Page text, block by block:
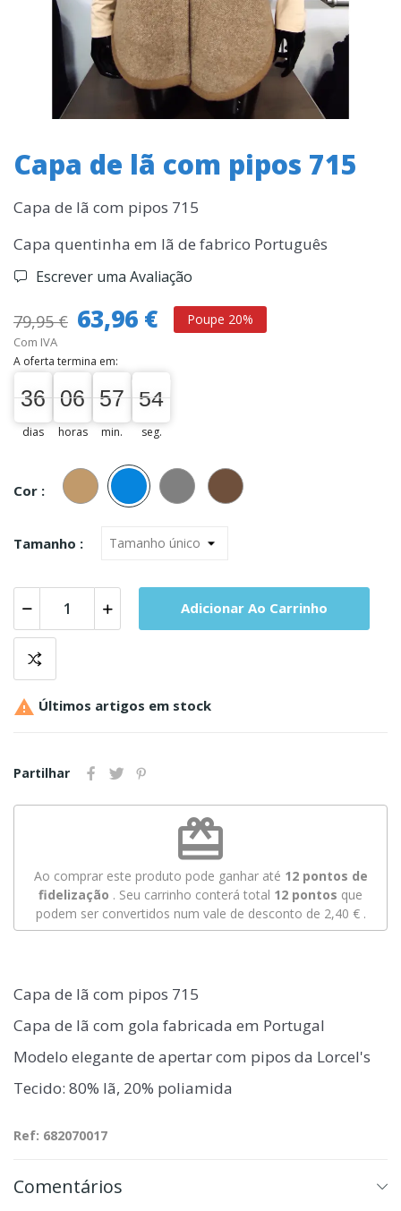
Capa de lã com pipos 715
Capa de lã com pipos 715
Capa quentinha em lã de fabrico Português
Escrever uma Avaliação
79,95 € 63,96 € Poupe 20%
Com IVA
A oferta termina em:
36
36
00
dias
06
06
00
horas
57
57
00
min.
53
53
54
seg.
Cor :
Camel Azul Cinza
Tamanho :
Adicionar Ao Carrinho
 Últimos artigos em stock
Partilhar
redeem
Ao comprar este produto pode ganhar até 12pontos de
fidelização . Seu carrinho conterá total 12 pontos que
podem ser convertidos num vale de desconto de 2,40 €.
Capa de lã com pipos 715
Capa de lã com gola fabricada em Portugal
Modelo elegante de apertar com pipos da Lorcel's
Tecido: 80% lã, 20% poliamida
Ref: 682070017
Comentários